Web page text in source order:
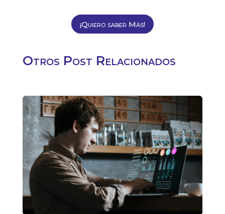
¡Quiero saber Más!
Otros Post Relacionados